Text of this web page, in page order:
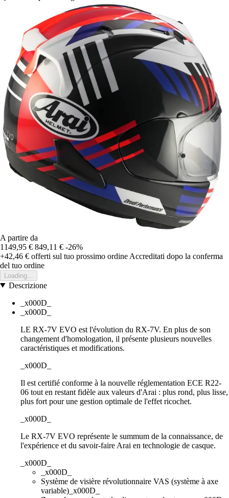
A partire da
1149,95 € 849,11 € -26%
+42,46 € offerti sul tuo prossimo ordine Accreditati dopo la conferma
del tuo ordine
Loading...
Descrizione
_x000D_
_x000D_
LE RX-7V EVO est l'évolution du RX-7V. En plus de son
changement d'homologation, il présente plusieurs nouvelles
caractéristiques et modifications.
_x000D_
Il est certifié conforme à la nouvelle réglementation ECE R22-
06 tout en restant fidèle aux valeurs d'Arai : plus rond, plus lisse,
plus fort pour une gestion optimale de l'effet ricochet.
_x000D_
Le RX-7V EVO représente le summum de la connaissance, de
l'expérience et du savoir-faire Arai en technologie de casque.
_x000D_
_x000D_
Système de visière révolutionnaire VAS (système à axe
variable)_x000D_